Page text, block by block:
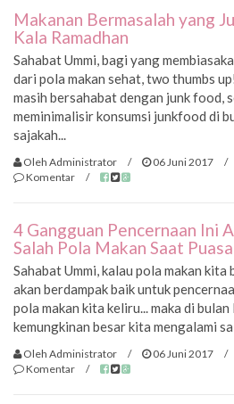
Makanan Bermasalah yang
Kala Ramadhan
Sahabat Ummi, bagi yang
dari pola makan sehat, two thumbs
masih bersahabat dengan junk food,
meminimalisir konsumsi junkfood di
sajakah...
Oleh Administrator / 06 Juni 2017 /
Komentar
/
4 Gangguan Pencernaan Ini
Salah Pola Makan Saat Puasa
Sahabat Ummi, kalau pola makan kita
akan berdampak baik untuk
pola makan kita keliru... maka di bulan
kemungkinan besar kita mengalami
Oleh Administrator / 06 Juni 2017 /
Komentar
/